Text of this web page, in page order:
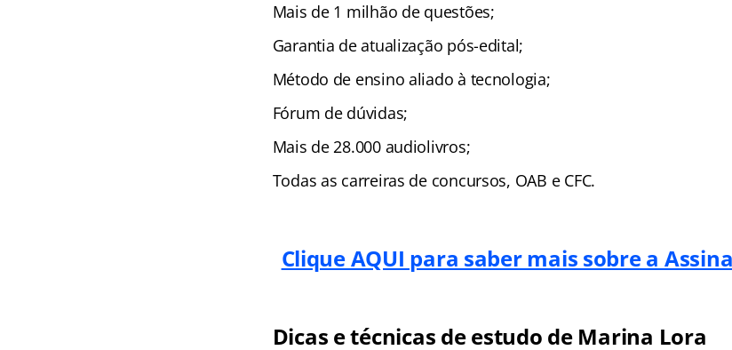
Mais de 1 milhão de questões;
Garantia de atualização pós-edital;
Método de ensino aliado à tecnologia;
Fórum de dúvidas;
Mais de 28.000 audiolivros;
Todas as carreiras de concursos, OAB e CFC.
Clique AQUI para saber mais sobre a
Dicas e técnicas de estudo de Marina Lora